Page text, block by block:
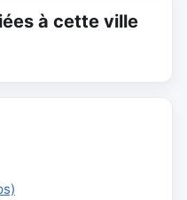
à cette ville